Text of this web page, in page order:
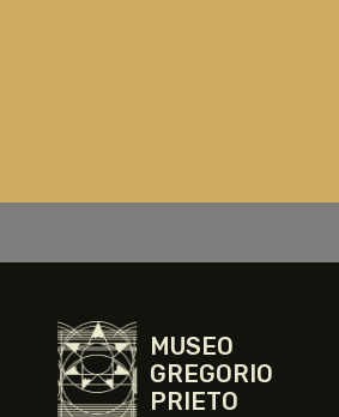
MUSEO
GREGORIO
PRIETO